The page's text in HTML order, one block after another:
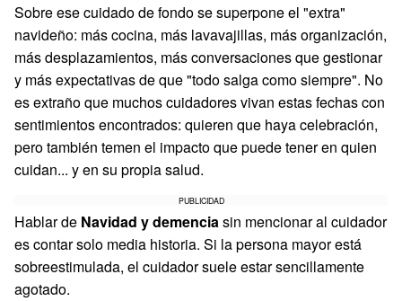
Sobre ese cuidado de fondo se superpone el "extra"
navideño: más cocina, más lavavajillas, más organización,
más desplazamientos, más conversaciones que gestionar
y más expectativas de que "todo salga como siempre". No
es extraño que muchos cuidadores vivan estas fechas con
sentimientos encontrados: quieren que haya celebración,
pero también temen el impacto que puede tener en quien
cuidan... y en su propia salud.
PUBLICIDAD
Hablar de Navidad y demencia sin mencionar al cuidador
es contar solo media historia. Si la persona mayor está
sobreestimulada, el cuidador suele estar sencillamente
agotado.